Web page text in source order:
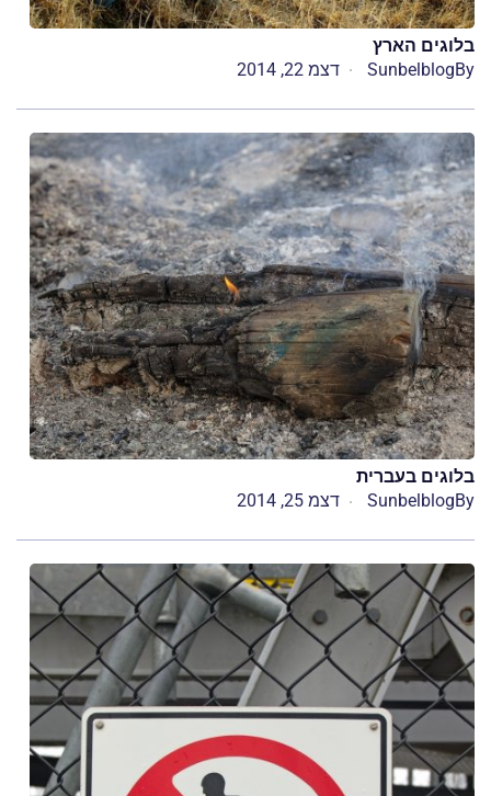
בלוגים הארץ
By
Sunbelblog דצמ 22, 2014
בלוגים בעברית
By
Sunbelblog דצמ 25, 2014